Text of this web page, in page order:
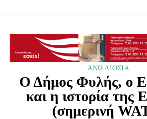
ΑΝΩ ΛΙΟΣΙΑ
Ο Δήμος Φυλής, ο
και η ιστορία
(σημερινή